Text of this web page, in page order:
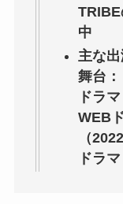
TRIBE
中
主な出
舞台：
ドラ
WEB
（
ドラ